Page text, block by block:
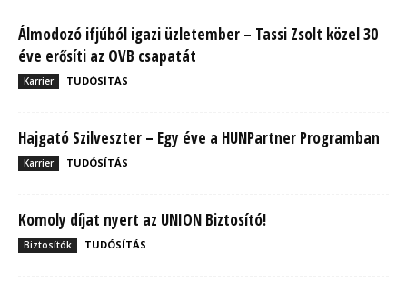
Álmodozó ifjúból igazi üzletember – Tassi Zsolt közel 30
éve erősíti az OVB csapatát
Karrier TUDÓSÍTÁS
Hajgató Szilveszter – Egy éve a HUNPartner Programban
Karrier TUDÓSÍTÁS
Komoly díjat nyert az UNION Biztosító!
Biztosítók TUDÓSÍTÁS